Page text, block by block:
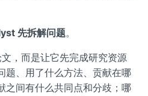
先拆解问题。
，而是让它先完成研究资源
题、用了什么方法、贡献在哪
之间有什么共同点和分歧；哪